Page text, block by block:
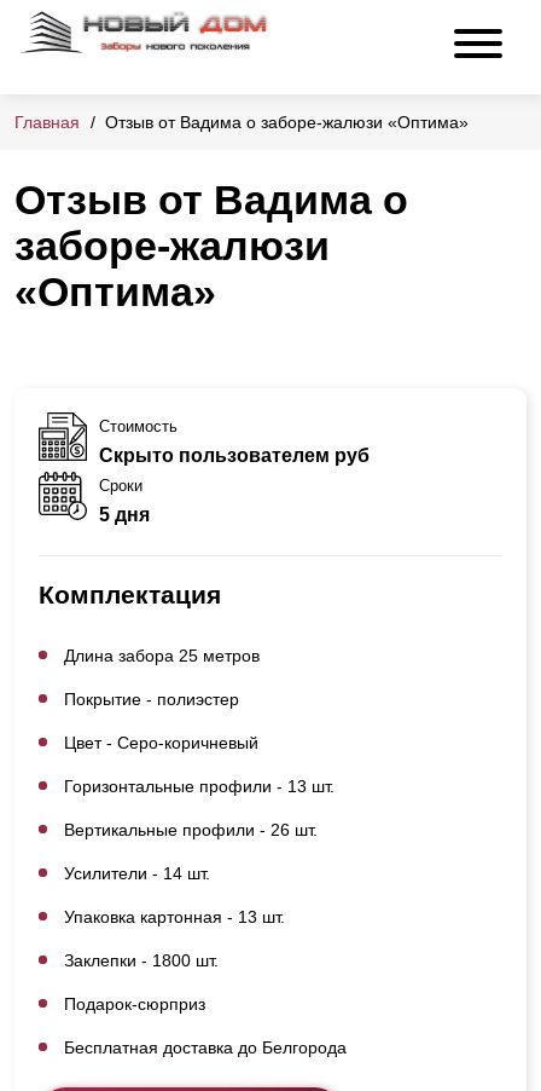
Главная Отзыв от Вадима о заборе-жалюзи «Оптима»
Отзыв от Вадима о
заборе-жалюзи
«Оптима»
Стоимость
Скрыто пользователем руб
Сроки
5 дня
Комплектация
Длина забора 25 метров
Покрытие - полиэстер
Цвет - Серо-коричневый
Горизонтальные профили - 13 шт.
Вертикальные профили - 26 шт.
Усилители - 14 шт.
Упаковка картонная - 13 шт.
Заклепки - 1800 шт.
Подарок-сюрприз
Бесплатная доставка до Белгорода